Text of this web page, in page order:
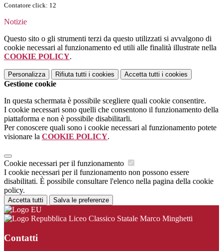
Contatore click: 12
Notizie
Questo sito o gli strumenti terzi da questo utilizzati si avvalgono di
cookie necessari al funzionamento ed utili alle finalità illustrate nella
COOKIE POLICY.
Personalizza Rifiuta tutti i cookies Accetta tutti i cookies
Gestione cookie
In questa schermata è possibile scegliere quali cookie consentire.
I cookie necessari sono quelli che consentono il funzionamento della
piattaforma e non è possibile disabilitarli.
Per conoscere quali sono i cookie necessari al funzionamento potete
visionare la COOKIE POLICY.
Cookie necessari per il funzionamento
I cookie necessari per il funzionamento non possono essere
disabilitati. È possibile consultare l'elenco nella pagina della cookie
policy.
Accetta tutti Salva le preferenze
Liceo Classico Statale Marco Minghetti
Contatti